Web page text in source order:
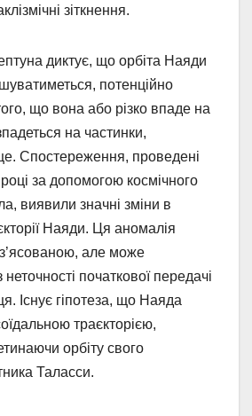
зіткнення.
диктує, що орбіта Наяди
потенційно
що вона або різко впаде на
на частинки,
Спостереження, проведені
за допомогою космічного
виявили значні зміни в
Наяди. Ця аномалія
але може
початкової передачі
Існує гіпотеза, що Наяда
траєкторією,
орбіту свого
Таласси.